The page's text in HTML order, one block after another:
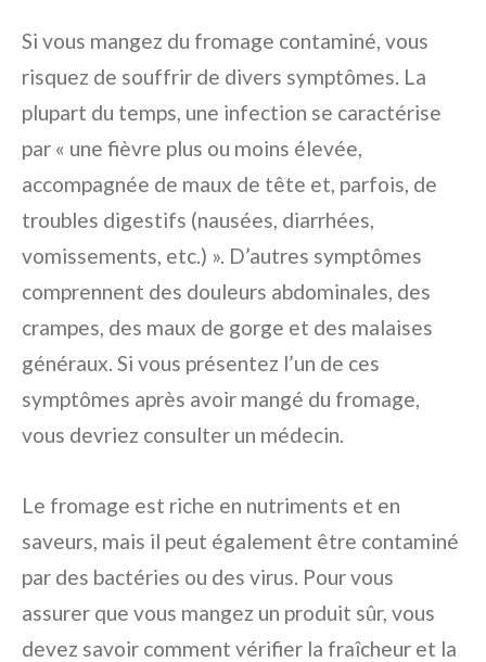
Si vous mangez du fromage contaminé, vous
risquez de souffrir de divers symptômes. La
plupart du temps, une infection se caractérise
par « une fièvre plus ou moins élevée,
accompagnée de maux de tête et, parfois, de
troubles digestifs (nausées, diarrhées,
vomissements, etc.) ». D’autres symptômes
comprennent des douleurs abdominales, des
crampes, des maux de gorge et des malaises
généraux. Si vous présentez l’un de ces
symptômes après avoir mangé du fromage,
vous devriez consulter un médecin.
Le fromage est riche en nutriments et en
saveurs, mais il peut également être contaminé
par des bactéries ou des virus. Pour vous
assurer que vous mangez un produit sûr, vous
devez savoir comment vérifier la fraîcheur et la